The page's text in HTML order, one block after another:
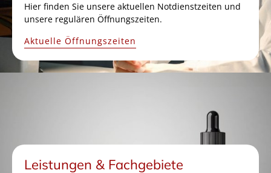
Hier finden Sie unsere aktuellen Notdienstzeiten und
unsere regulären Öffnungszeiten.
Aktuelle Öffnungszeiten
Leistungen & Fachgebiete